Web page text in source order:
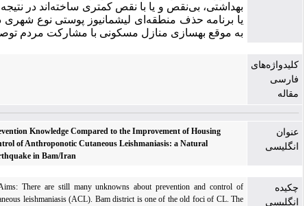
بی‌نقص و یا با نقص کمتری ساخته‌اند در نتیجه برای کنترل و
برنامه حذف منطقه‌ای لیشمانیوز پوستی نوع شهری در کنار درمان
موقع بهسازی منازل مسکونی با مشارکت مردم توصیه می‌شود.
The Effects of Prevention Knowledge Compared to the Improvement of Housing
Conditionsin Control of Anthroponotic Cutaneous Leishmaniasis: a Natural
Experience of Earthquake in Bam/Iran
Background and Aims: There are still many unknowns about prevention and control
Anthroponotic cutaneous leishmaniasis (ACL). Bam district is one of the old foci of CL.